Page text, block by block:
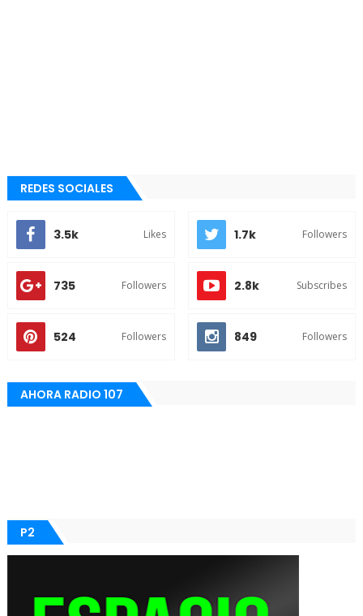
REDES SOCIALES
3.5k Likes 1.7k Followers
735 Followers 2.8k Subscribes
524 Followers 849 Followers
AHORA RADIO 107
P2